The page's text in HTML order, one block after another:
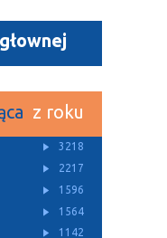
z roku
11549
4932
3218
3146
3113